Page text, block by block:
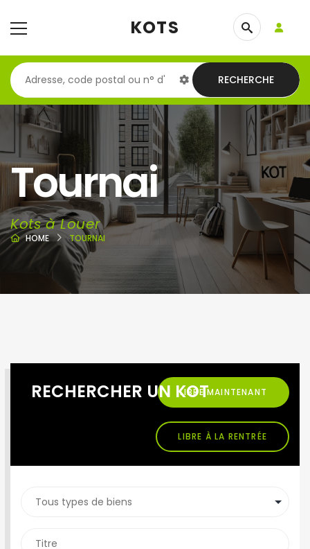
KOTS
RECHERCHE
Tournai
Kots à Louer
HOME TOURNAI
RECHERCHER UN KOTLIBRE MAINTENANT
LIBRE À LA RENTRÉE